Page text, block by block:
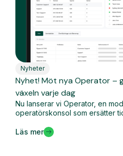
Nyheter
Nyhet! Möt nya Operator –
växeln varje dag
Nu lanserar vi Operator, en
operatörskonsol som ersätter
Läs mer